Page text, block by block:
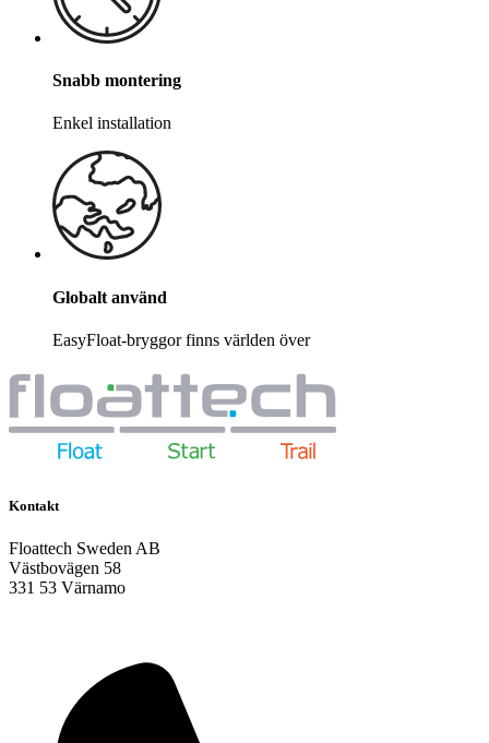
Snabb montering
Enkel installation
Globalt använd
EasyFloat-bryggor finns världen över
Kontakt
Floattech Sweden AB
Västbovägen 58
331 53 Värnamo